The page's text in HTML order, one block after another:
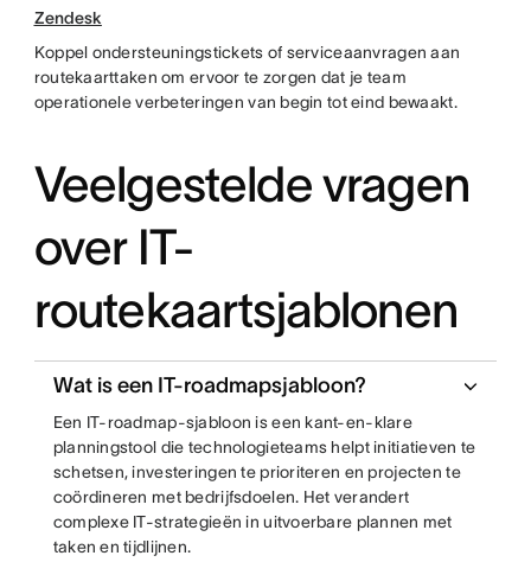
Zendesk
Koppel ondersteuningstickets of serviceaanvragen aan
routekaarttaken om ervoor te zorgen dat je team
operationele verbeteringen van begin tot eind bewaakt.
Veelgestelde vragen
over IT-
routekaartsjablonen
Wat is een IT-roadmapsjabloon?
Een IT-roadmap-sjabloon is een kant-en-klare
planningstool die technologieteams helpt initiatieven te
schetsen, investeringen te prioriteren en projecten te
coördineren met bedrijfsdoelen. Het verandert
complexe IT-strategieën in uitvoerbare plannen met
taken en tijdlijnen.